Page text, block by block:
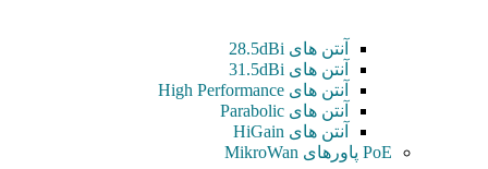
آنتن های 28.5dBi
آنتن های 31.5dBi
آنتن های High Performance
آنتن های Parabolic
آنتن های HiGain
PoE پاورهای MikroWan